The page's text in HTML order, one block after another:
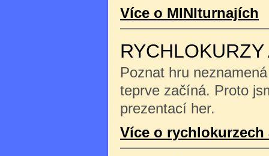
Více o MINIturnajích
Poznat hru
teprve začíná. Proto
prezentací her.
Více o rychlokurzech